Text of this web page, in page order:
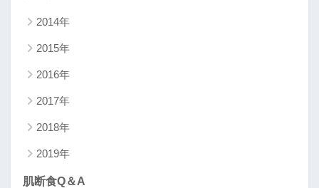
2014年
2015年
2016年
2017年
2018年
2019年
肌断食Q＆A